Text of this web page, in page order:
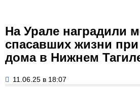
На Урале наградили
спасавших жизни
дома в Нижнем
11.06.25 в 18:07